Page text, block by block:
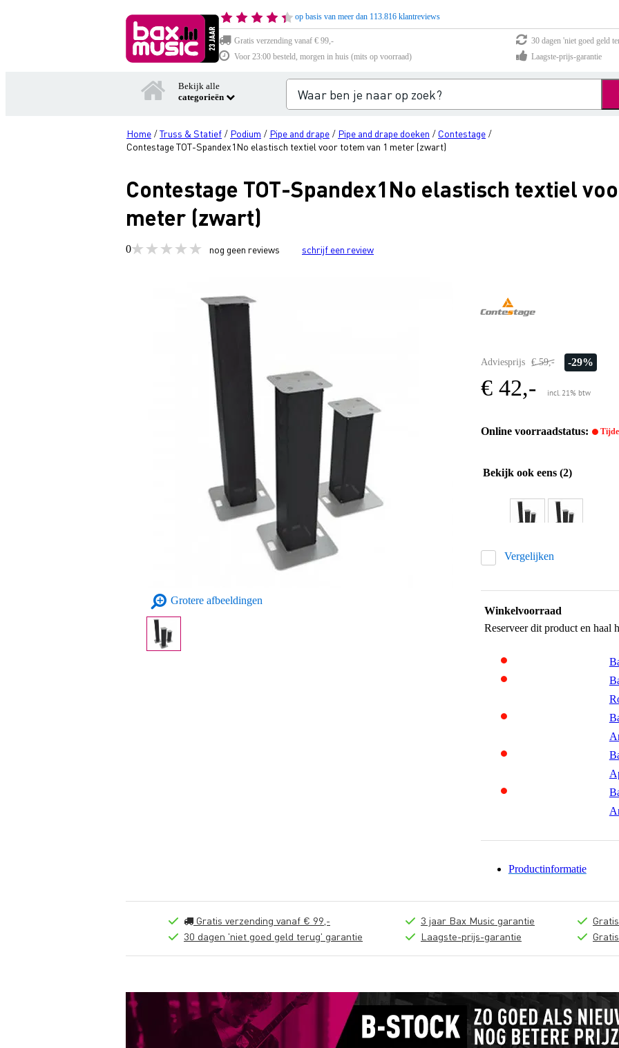
op basis van meer dan 113.816 klantreviews
Gratis verzending vanaf € 99,-
30 dagen 'niet goed geld
Voor 23:00 besteld, morgen in huis (mits op voorraad)
Laagste-prijs-garantie
Bekijk alle
categorieën
Home /Truss & Statief / Podium / Pipe and drape / Pipe and drape doeken / Contestage /
Contestage TOT-Spandex1No elastisch textiel voor totem van 1 meter (zwart)
Contestage TOT-Spandex1No elastisch textiel
meter (zwart)
0 nog geen reviews schrijf een review
Grotere afbeeldingen
Adviesprijs € 59,- -29%
€ 42,- incl. 21% btw
Online voorraadstatus:
Bekijk ook eens (2)
Vergelijken
Winkelvoorraad
Reserveer dit product en haal
Productinformatie
Gratis verzending vanaf € 99,-
30 dagen 'niet goed geld terug' garantie
3 jaar Bax Music garantie
Laagste-prijs-garantie